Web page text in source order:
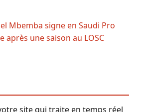
Mbemba signe en Saudi Pro
après une saison au LOSC
site qui traite en temps réel